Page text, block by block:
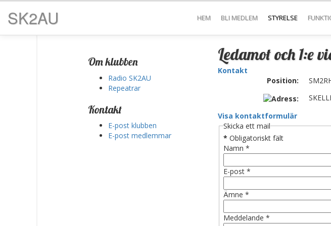
SK2AU HEM BLI MEDLEM STYRELSE
Om klubben
Radio SK2AU
Repeatrar
Kontakt
E-post klubben
E-post medlemmar
Ledamot och 1:e
Kontakt
Position:
Visa kontaktformulär
Skicka ett mail
* Obligatoriskt fält
Namn *
E-post *
Ämne *
Meddelande *